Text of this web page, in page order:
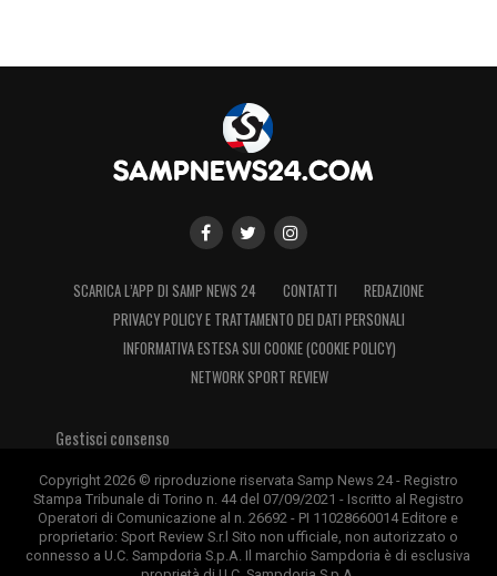
infiammare nuovamente Marassi e ripopolare lo
SCARICA L’APP DI SAMP NEWS 24 CONTATTI
REDAZIONE
PRIVACY POLICY E TRATTAMENTO DEI DATI PERSONALI
INFORMATIVA ESTESA SUI COOKIE (COOKIE POLICY)
NETWORK SPORT REVIEW
Gestisci consenso
Copyright 2026 © riproduzione riservata Samp News 24 - Registro
Stampa Tribunale di Torino n. 44 del 07/09/2021 - Iscritto al Registro
Operatori di Comunicazione al n. 26692 - PI 11028660014 Editore e
proprietario: Sport Review S.r.l Sito non ufficiale, non autorizzato o
connesso a U.C. Sampdoria S.p.A. Il marchio Sampdoria è di esclusiva